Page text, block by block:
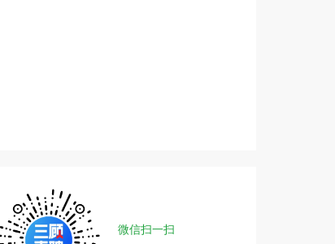
微信扫一扫